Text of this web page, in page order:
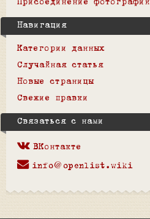
Присоединение фотографий
Навигация
Категории данных
Случайная статья
Новые страницы
Свежие правки
Связаться с нами
ВКонтакте
info@openlist.wiki